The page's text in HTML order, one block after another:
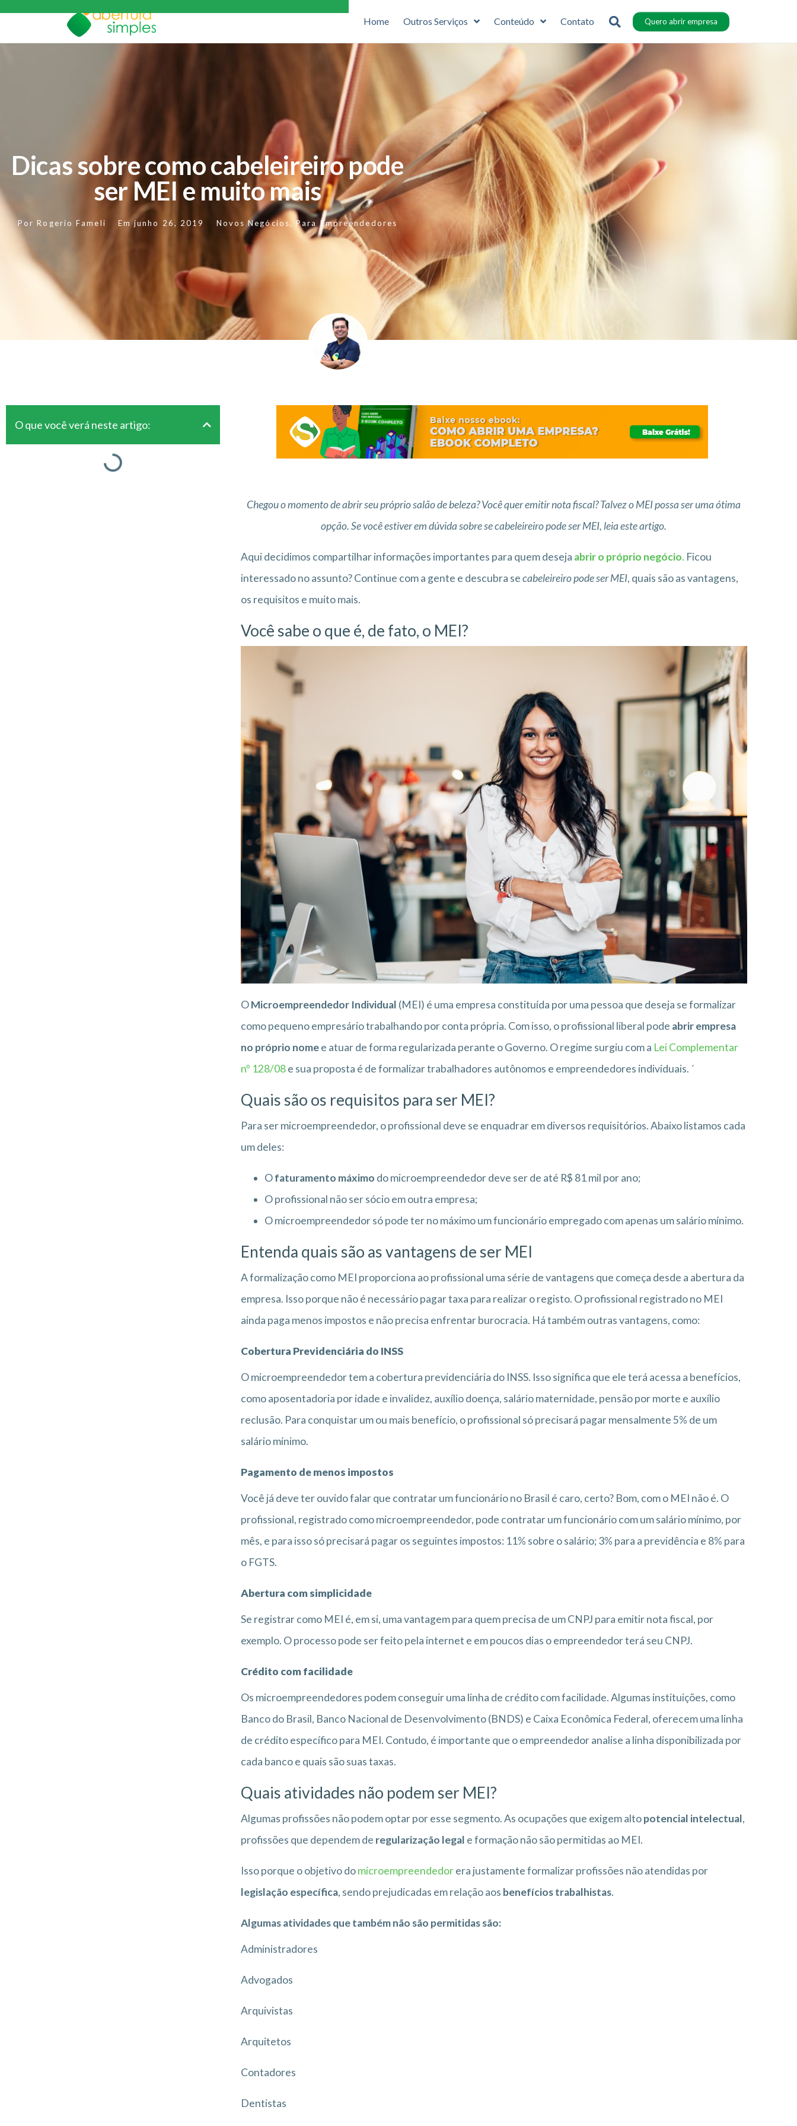
Home Outros Serviços Conteúdo Contato Quero abrir empresa
Dicas sobre como cabeleireiro pode
ser MEI e muito mais
Por Rogerio Fameli Em junho 26, 2019 Novos Negócios,Para Empreendedores
O que você verá neste artigo:
Chegou o momento de abrir seu próprio salão de beleza? Você quer emitir nota fiscal? Talvez o MEI possa ser uma ótima
opção. Se você estiver em dúvida sobre se cabeleireiro pode ser MEI, leia este artigo.
Aqui decidimos compartilhar informações importantes para quem deseja abrir o próprio negócio. Ficou
interessado no assunto? Continue com a gente e descubra secabeleireiro pode ser MEI, quais são as vantagens,
os requisitos e muito mais.
Você sabe o que é, de fato, o MEI?
OMicroempreendedor Individual (MEI) é uma empresa constituída por uma pessoa que deseja se formalizar
como pequeno empresário trabalhando por conta própria. Com isso, o profissional liberal pode abrir empresa
no próprio nomee atuar de forma regularizada perante o Governo. O regime surgiu com a Lei Complementar
nº 128/08e sua proposta é de formalizar trabalhadores autônomos e empreendedores individuais. ´
Quais são os requisitos para ser MEI?
Para ser microempreendedor, o profissional deve se enquadrar em diversos requisitórios. Abaixo listamos cada
um deles:
Ofaturamento máximo do microempreendedor deve ser de até R$ 81 mil por ano;
O profissional não ser sócio em outra empresa;
O microempreendedor só pode ter no máximo um funcionário empregado com apenas um salário mínimo.
Entenda quais são as vantagens de ser MEI
A formalização como MEI proporciona ao profissional uma série de vantagens que começa desde a abertura da
empresa. Isso porque não é necessário pagar taxa para realizar o registo. O profissional registrado no MEI
ainda paga menos impostos e não precisa enfrentar burocracia. Há também outras vantagens, como:
Cobertura Previdenciária do INSS
O microempreendedor tem a cobertura previdenciária do INSS. Isso significa que ele terá acessa a benefícios,
como aposentadoria por idade e invalidez, auxílio doença, salário maternidade, pensão por morte e auxílio
reclusão. Para conquistar um ou mais benefício, o profissional só precisará pagar mensalmente 5% de um
salário mínimo.
Pagamento de menos impostos
Você já deve ter ouvido falar que contratar um funcionário no Brasil é caro, certo? Bom, com o MEI não é. O
profissional, registrado como microempreendedor, pode contratar um funcionário com um salário mínimo, por
mês, e para isso só precisará pagar os seguintes impostos: 11% sobre o salário; 3% para a previdência e 8% para
o FGTS.
Abertura com simplicidade
Se registrar como MEI é, em si, uma vantagem para quem precisa de um CNPJ para emitir nota fiscal, por
exemplo. O processo pode ser feito pela internet e em poucos dias o empreendedor terá seu CNPJ.
Crédito com facilidade
Os microempreendedores podem conseguir uma linha de crédito com facilidade. Algumas instituições, como
Banco do Brasil, Banco Nacional de Desenvolvimento (BNDS) e Caixa Econômica Federal, oferecem uma linha
de crédito específico para MEI. Contudo, é importante que o empreendedor analise a linha disponibilizada por
cada banco e quais são suas taxas.
Quais atividades não podem ser MEI?
Algumas profissões não podem optar por esse segmento. As ocupações que exigem altopotencial intelectual,
profissões que dependem de regularização legal e formação não são permitidas ao MEI.
Isso porque o objetivo domicroempreendedorera justamente formalizar profissões não atendidas por
legislação específica, sendo prejudicadas em relação aos benefícios trabalhistas.
Algumas atividades que também não são permitidas são:
Administradores
Advogados
Arquivistas
Arquitetos
Contadores
Dentistas